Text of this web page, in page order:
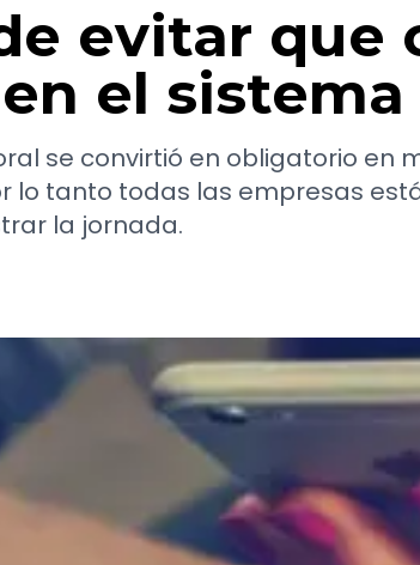
evitar
el
se convirtió en obligatorio en
lo tanto todas las empresas
la jornada.